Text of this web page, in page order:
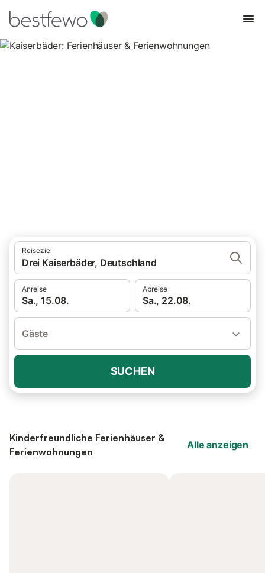
Reiseziel
Drei Kaiserbäder, Deutschland
Anreise
Sa., 15.08.
Abreise
Sa., 22.08.
Gäste
SUCHEN
Kinderfreundliche Ferienhäuser &
Ferienwohnungen
Alle anzeigen